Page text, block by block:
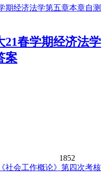
21春学期经济法学
案
1852